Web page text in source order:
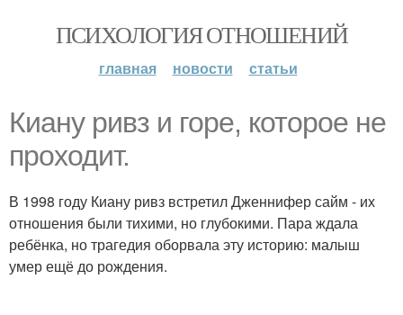
ПСИХОЛОГИЯ ОТНОШЕНИЙ
главная новости статьи
Киану ривз и горе, которое не
проходит.
В 1998 году Киану ривз встретил Дженнифер сайм - их
отношения были тихими, но глубокими. Пара ждала
ребёнка, но трагедия оборвала эту историю: малыш
умер ещё до рождения.